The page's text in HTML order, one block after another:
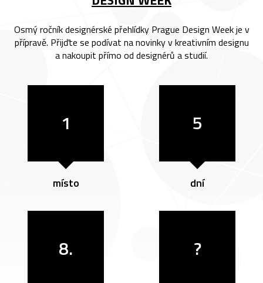
Osmý ročník designérské přehlídky Prague Design Week je v
přípravě. Přijďte se podívat na novinky v kreativním designu
a nakoupit přímo od designérů a studií.
1
místo
5
dní
8. ?